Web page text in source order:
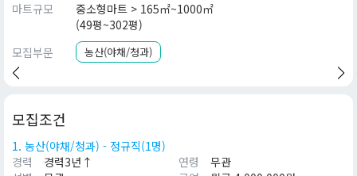
마트규모
중소형마트 > 165㎡~1000㎡
(49평~302평)
모집부문
농산(야채/청과)
모집조건
1. 농산(야채/청과) - 정규직(1명)
경력
경력3년↑ 연령
무관